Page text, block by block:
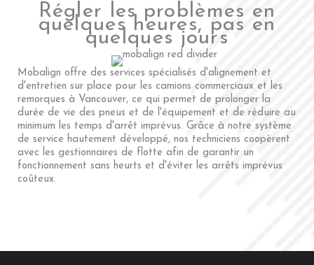
Régler les problèmes en
quelques heures, pas en
quelques jours
Mobalign offre des services spécialisés d'alignement et
d'entretien sur place pour les camions commerciaux et les
remorques à Vancouver, ce qui permet de prolonger la
durée de vie des pneus et de l'équipement et de réduire au
minimum les temps d'arrêt imprévus. Grâce à notre système
de service hautement développé, nos techniciens coopèrent
avec les gestionnaires de flotte afin de garantir un
fonctionnement sans heurts et d'éviter les arrêts imprévus
coûteux.